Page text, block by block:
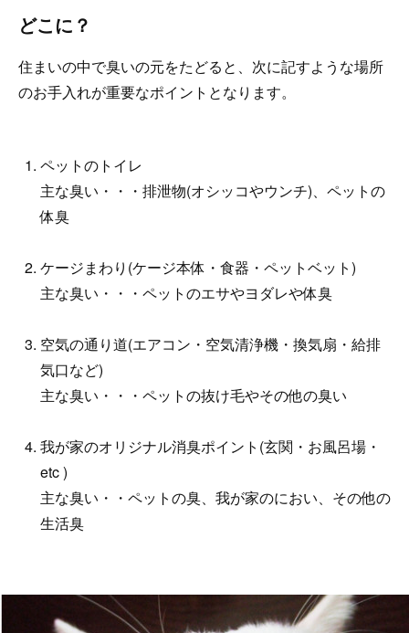
どこに？
住まいの中で臭いの元をたどると、次に記すような場所
のお手入れが重要なポイントとなります。
ペットのトイレ
主な臭い・・・排泄物(オシッコやウンチ)、ペットの
体臭
ケージまわり(ケージ本体・食器・ペットベット)
主な臭い・・・ペットのエサやヨダレや体臭
空気の通り道(エアコン・空気清浄機・換気扇・給排
気口など)
主な臭い・・・ペットの抜け毛やその他の臭い
我が家のオリジナル消臭ポイント(玄関・お風呂場・
etc )
主な臭い・・ペットの臭、我が家のにおい、その他の
生活臭